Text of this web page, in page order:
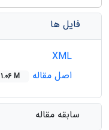
فایل ها
اصل مقاله
1.06 M
سابقه مقاله